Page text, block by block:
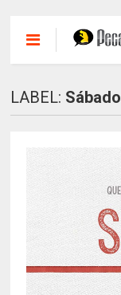
LABEL: Sábado